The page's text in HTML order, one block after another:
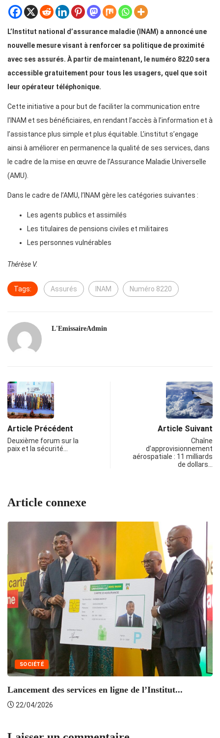
L’Institut national d’assurance maladie (INAM) a annoncé une
nouvelle mesure visant à renforcer sa politique de proximité
avec ses assurés. À partir de maintenant, le numéro 8220 sera
accessible gratuitement pour tous les usagers, quel que soit
leur opérateur téléphonique.
Cette initiative a pour but de faciliter la communication entre
l’INAM et ses bénéficiaires, en rendant l’accès à l’information et à
l’assistance plus simple et plus équitable. L’institut s’engage
ainsi à améliorer en permanence la qualité de ses services, dans
le cadre de la mise en œuvre de l’Assurance Maladie Universelle
(AMU).
Dans le cadre de l’AMU, l’INAM gère les catégories suivantes :
Les agents publics et assimilés
Les titulaires de pensions civiles et militaires
Les personnes vulnérables
Thérèse V.
Tags: Assurés INAM Numéro 8220
L'EmissaireAdmin
Article Précédent
Deuxième forum sur la
paix et la sécurité…
Article Suivant
Chaîne
d’approvisionnement
aérospatiale : 11 milliards
de dollars…
Article connexe
SOCIÉTÉ
Lancement des services en ligne de l’Institut...
22/04/2026